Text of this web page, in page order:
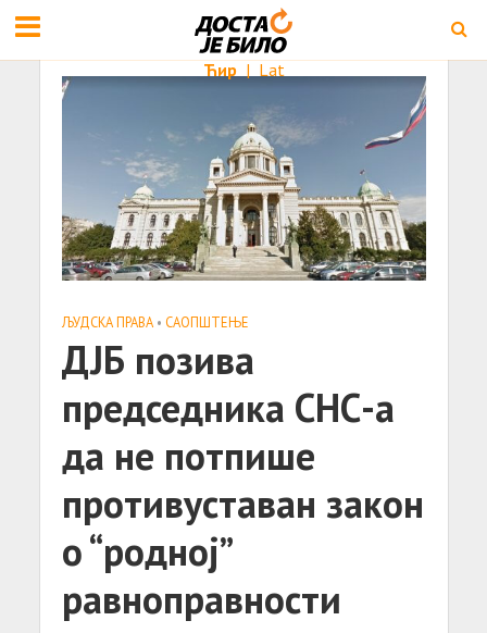
Ћир | Lat
ЉУДСКА ПРАВА • САОПШТЕЊE
ДЈБ позива
председника СНС-а
да не потпише
противуставан закон
о “родној”
равноправности